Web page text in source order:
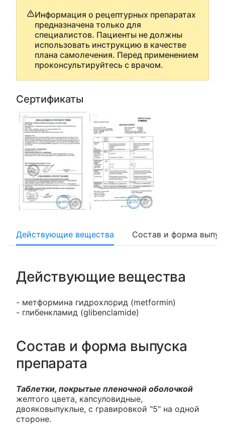
Информация о рецептурных препаратах
предназначена только для
специалистов. Пациенты не должны
использовать инструкцию в качестве
плана самолечения. Перед применением
проконсультируйтесь с врачом.
Сертификаты
Действующие вещества Состав и форма
Действующие вещества
- метформина гидрохлорид (metformin)
- глибенкламид (glibenclamide)
Состав и форма выпуска
препарата
Таблетки, покрытые пленочной оболочкой
желтого цвета, капсуловидные,
двояковыпуклые, с гравировкой "5" на одной
стороне.